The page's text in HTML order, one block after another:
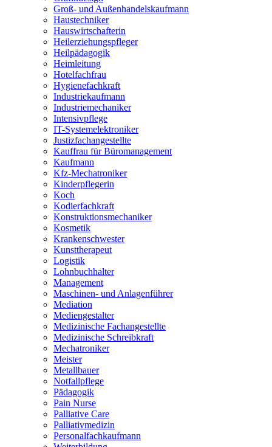
Groß- und Außenhandelskaufmann
Haustechniker
Hauswirtschafterin
Heilerziehungspfleger
Heilpädagogik
Heimleitung
Hotelfachfrau
Hygienefachkraft
Industriekaufmann
Industriemechaniker
Intensivpflege
IT-Systemelektroniker
Justizfachangestellte
Kauffrau für Büromanagement
Kaufmann
Kfz-Mechatroniker
Kinderpflegerin
Koch
Kodierfachkraft
Konstruktionsmechaniker
Kosmetik
Krankenschwester
Kunsttherapeut
Logistik
Lohnbuchhalter
Management
Maschinen- und Anlagenführer
Mediation
Mediengestalter
Medizinische Fachangestellte
Medizinische Schreibkraft
Mechatroniker
Meister
Metallbauer
Notfallpflege
Pädagogik
Pain Nurse
Palliative Care
Palliativmedizin
Personalfachkaufmann